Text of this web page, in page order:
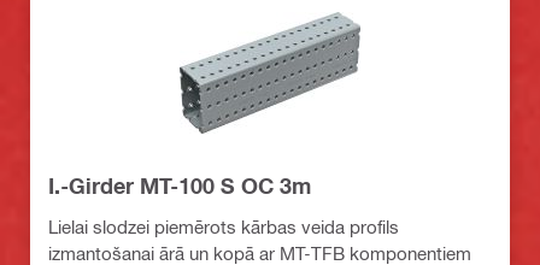
I.-Girder MT-100 S OC 3m
Lielai slodzei piemērots kārbas veida profils
izmantošanai ārā un kopā ar MT-TFB komponentiem